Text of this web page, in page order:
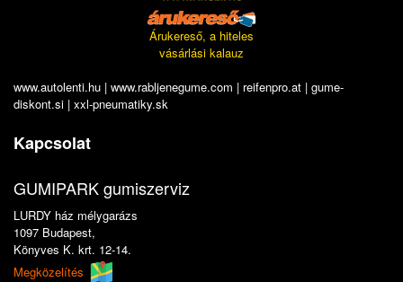
Árukereső, a hiteles
vásárlási kalauz
www.autolenti.hu | www.rabljenegume.com | reifenpro.at | gume-
diskont.si | xxl-pneumatiky.sk
Kapcsolat
GUMIPARK gumiszerviz
LURDY ház mélygarázs
1097 Budapest,
Könyves K. krt. 12-14.
Megközelítés